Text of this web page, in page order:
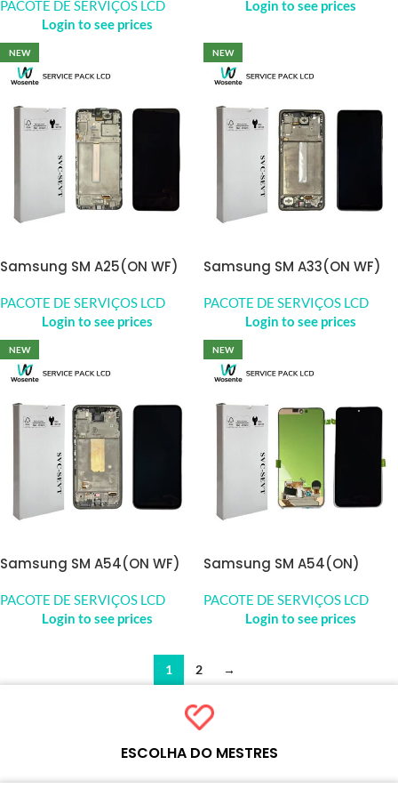
PACOTE DE SERVIÇOS LCD
Login to see prices
Login to see prices
NEW
Samsung SM A25(ON WF)
PACOTE DE SERVIÇOS LCD
Login to see prices
NEW
Samsung SM A33(ON WF)
PACOTE DE SERVIÇOS LCD
Login to see prices
NEW
Samsung SM A54(ON WF)
PACOTE DE SERVIÇOS LCD
Login to see prices
NEW
Samsung SM A54(ON)
PACOTE DE SERVIÇOS LCD
Login to see prices
1 2 →
ESCOLHA DO MESTRES